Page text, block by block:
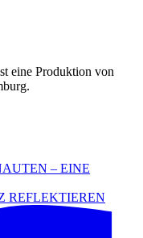
eine Produktion von
REFLEKTIEREN